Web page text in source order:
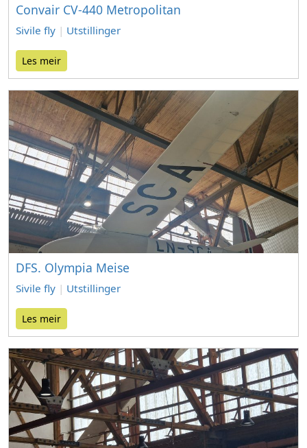
Convair CV-440 Metropolitan
Sivile fly | Utstillinger
Les meir
DFS. Olympia Meise
Sivile fly | Utstillinger
Les meir